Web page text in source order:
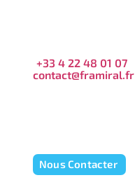
+33 4 22 48 01 07
contact@framiral.fr
Nous Contacter